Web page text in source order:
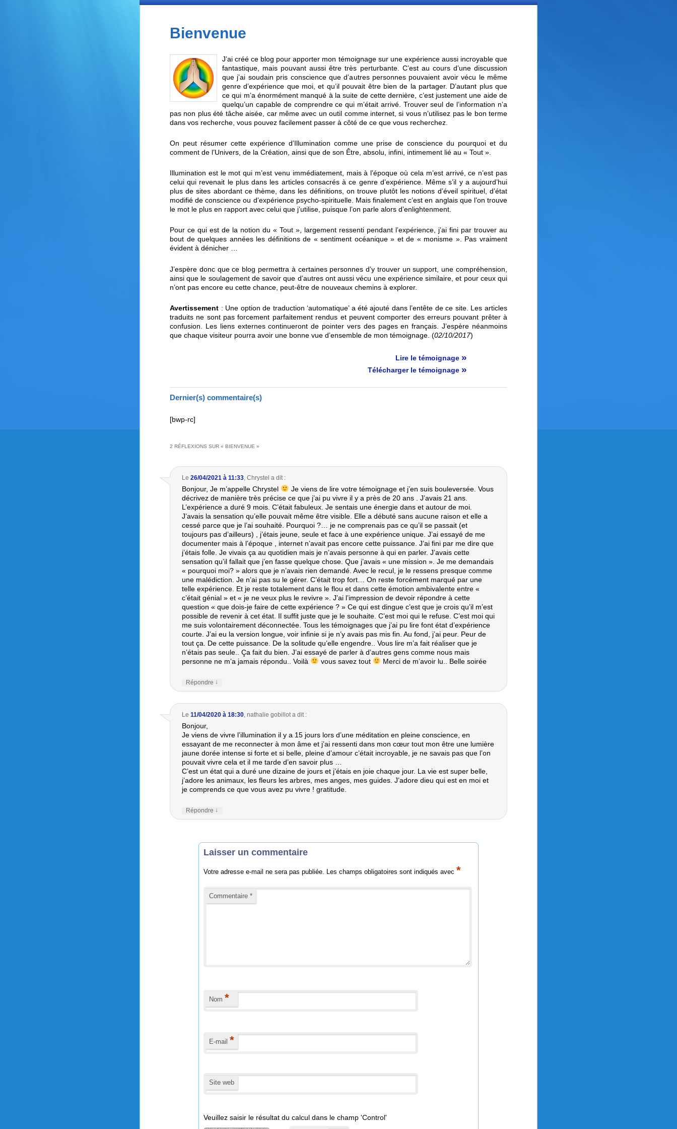
contenu
principal
contenu
secondaire
Bienvenue
J’ai créé ce blog pour apporter mon témoignage sur une expérience aussi incroyable que
fantastique, mais pouvant aussi être très perturbante. C’est au cours d’une discussion
que j’ai soudain pris conscience que d’autres personnes pouvaient avoir vécu le même
genre d’expérience que moi, et qu’il pouvait être bien de la partager. D’autant plus que
ce qui m’a énormément manqué à la suite de cette dernière, c’est justement une aide de
quelqu’un capable de comprendre ce qui m’était arrivé. Trouver seul de l’information n’a
pas non plus été tâche aisée, car même avec un outil comme internet, si vous n’utilisez pas le bon terme
dans vos recherche, vous pouvez facilement passer à côté de ce que vous recherchez.
On peut résumer cette expérience d’Illumination comme une prise de conscience du pourquoi et du
comment de l’Univers, de la Création, ainsi que de son Être, absolu, infini, intimement lié au « Tout ».
Illumination est le mot qui m’est venu immédiatement, mais à l’époque où cela m’est arrivé, ce n’est pas
celui qui revenait le plus dans les articles consacrés à ce genre d’expérience. Même s’il y a aujourd’hui
plus de sites abordant ce thème, dans les définitions, on trouve plutôt les notions d’éveil spirituel, d’état
modifié de conscience ou d’expérience psycho-spirituelle. Mais finalement c’est en anglais que l’on trouve
le mot le plus en rapport avec celui que j’utilise, puisque l’on parle alors d’enlightenment.
Pour ce qui est de la notion du « Tout », largement ressenti pendant l’expérience, j’ai fini par trouver au
bout de quelques années les définitions de « sentiment océanique » et de « monisme ». Pas vraiment
évident à dénicher …
J’espère donc que ce blog permettra à certaines personnes d’y trouver un support, une compréhension,
ainsi que le soulagement de savoir que d’autres ont aussi vécu une expérience similaire, et pour ceux qui
n’ont pas encore eu cette chance, peut-être de nouveaux chemins à explorer.
Avertissement : Une option de traduction ‘automatique’ a été ajouté dans l’entête de ce site. Les articles
traduits ne sont pas forcement parfaitement rendus et peuvent comporter des erreurs pouvant prêter à
confusion. Les liens externes continueront de pointer vers des pages en français. J’espère néanmoins
que chaque visiteur pourra avoir une bonne vue d’ensemble de mon témoignage. (02/10/2017)
Lire le témoignage »
Télécharger le témoignage »
Dernier(s) commentaire(s)
[bwp-rc]
2 RÉFLEXIONS SUR «BIENVENUE »
Le26/04/2021 à 11:33 ,Chrystel a dit :
Bonjour, Je m’appelle Chrystel
Je viens de lire votre témoignage et j’en suis bouleversée. Vous
décrivez de manière très précise ce que j’ai pu vivre il y a près de 20 ans . J’avais 21 ans.
L’expérience a duré 9 mois. C’était fabuleux. Je sentais une énergie dans et autour de moi.
J’avais la sensation qu’elle pouvait même être visible. Elle a débuté sans aucune raison et elle a
cessé parce que je l’ai souhaité. Pourquoi ?… je ne comprenais pas ce qu’il se passait (et
toujours pas d’ailleurs) , j’étais jeune, seule et face à une expérience unique. J’ai essayé de me
documenter mais à l’époque , internet n’avait pas encore cette puissance. J’ai fini par me dire que
j’étais folle. Je vivais ça au quotidien mais je n’avais personne à qui en parler. J’avais cette
sensation qu’il fallait que j’en fasse quelque chose. Que j’avais « une mission ». Je me demandais
« pourquoi moi? » alors que je n’avais rien demandé. Avec le recul, je le ressens presque comme
une malédiction. Je n’ai pas su le gérer. C’était trop fort… On reste forcément marqué par une
telle expérience. Et je reste totalement dans le flou et dans cette émotion ambivalente entre «
c’était génial » et « je ne veux plus le revivre ». J’ai l’impression de devoir répondre à cette
question « que dois-je faire de cette expérience ? » Ce qui est dingue c’est que je crois qu’il m’est
possible de revenir à cet état. Il suffit juste que je le souhaite. C’est moi qui le refuse. C’est moi qui
me suis volontairement déconnectée. Tous les témoignages que j’ai pu lire font état d’expérience
courte. J’ai eu la version longue, voir infinie si je n’y avais pas mis fin. Au fond, j’ai peur. Peur de
tout ça. De cette puissance. De la solitude qu’elle engendre.. Vous lire m’a fait réaliser que je
n’étais pas seule.. Ça fait du bien. J’ai essayé de parler à d’autres gens comme nous mais
personne ne m’a jamais répondu.. Voilà
vous savez tout Merci de m’avoir lu.. Belle soirée
Répondre ↓
Le11/04/2020 à 18:30,nathalie gobillot a dit :
Bonjour,
Je viens de vivre l’illumination il y a 15 jours lors d’une méditation en pleine conscience, en
essayant de me reconnecter à mon âme et j’ai ressenti dans mon cœur tout mon être une lumière
jaune dorée intense si forte et si belle, pleine d’amour c’était incroyable, je ne savais pas que l’on
pouvait vivre cela et il me tarde d’en savoir plus …
C’est un état qui a duré une dizaine de jours et j’étais en joie chaque jour. La vie est super belle,
j’adore les animaux, les fleurs les arbres, mes anges, mes guides. J’adore dieu qui est en moi et
je comprends ce que vous avez pu vivre ! gratitude.
Répondre ↓
Laisser un commentaire
Votre adresse e-mail ne sera pas publiée. Les champs obligatoires sont indiqués avec *
Commentaire*
Nom *
E-mail *
Site web
Veuillez saisir le résultat du calcul dans le champ 'Control'